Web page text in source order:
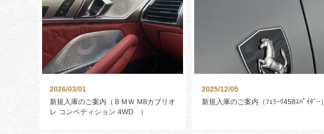
2026/03/01
新規入庫のご案内（ＢＭＷ M8カブリオ
レ コンペティション 4WD ）
2025/12/05
新規入庫のご案内（ﾌｪﾗｰﾘ458ｽﾊﾟｲﾀﾞｰ）